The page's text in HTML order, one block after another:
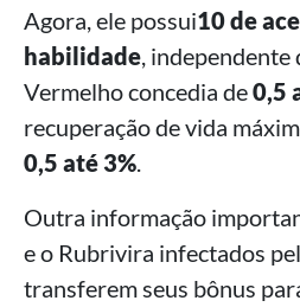
Agora, ele possui10 de
habilidade ,
Vermelho concedia de0,5
recuperação de vida
0,5 até 3%
Outra informação
e o Rubrivira infectados
transferem seus bônus